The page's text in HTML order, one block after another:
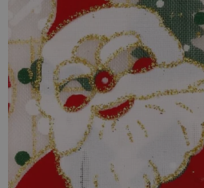
Te eleganckie dodatki to świetny
każdego rodzaju prezentu: można
ciasteczkami, pachnącymi
także wieloma innymi miłymi
czas, w którym nic nas nie